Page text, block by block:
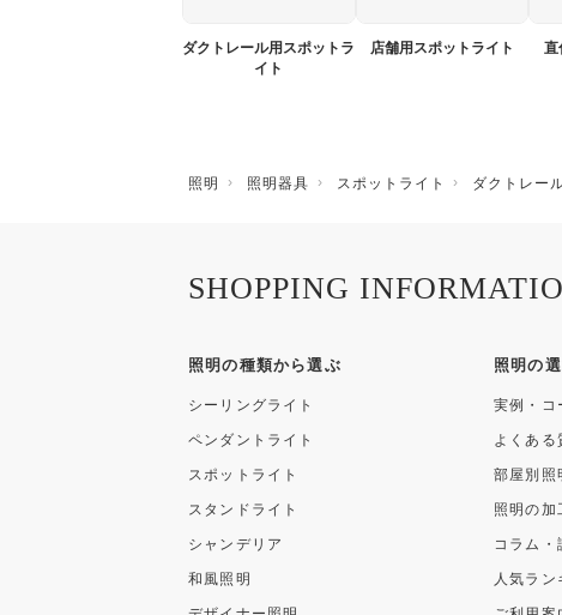
ダクトレール用スポットラ
イト
店舗用スポットライト 直
照明 照明器具 スポットライト ダクトレー
SHOPPING
照明の種類から選ぶ
シーリングライト
ペンダントライト
スポットライト
スタンドライト
シャンデリア
和風照明
照明の
実例・コ
よくある
部屋別照
照明の加
コラム・
人気ラン